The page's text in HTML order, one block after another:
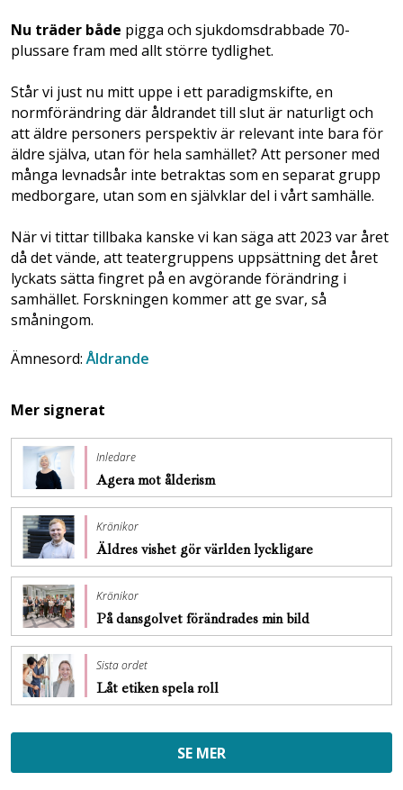
Nu träder både pigga och sjukdomsdrabbade 70-
plussare fram med allt större tydlighet.
Står vi just nu mitt uppe i ett paradigmskifte, en
normförändring där åldrandet till slut är naturligt och
att äldre personers perspektiv är relevant inte bara för
äldre själva, utan för hela samhället? Att personer med
många levnadsår inte betraktas som en separat grupp
medborgare, utan som en självklar del i vårt samhälle.
När vi tittar tillbaka kanske vi kan säga att 2023 var året
då det vände, att teatergruppens uppsättning det året
lyckats sätta fingret på en avgörande förändring i
samhället. Forskningen kommer att ge svar, så
småningom.
Ämnesord:Åldrande
Mer signerat
Inledare
Agera mot ålderism
Krönikor
Äldres vishet gör världen lyckligare
Krönikor
På dansgolvet förändrades min bild
Sista ordet
Låt etiken spela roll
SE MER